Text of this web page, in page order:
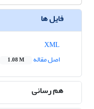
فایل ها
اصل مقاله
1.08 M
هم رسانی